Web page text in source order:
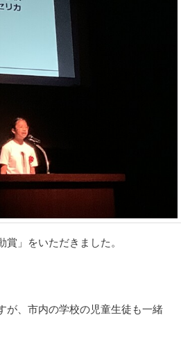
」をいただきました。
が、市内の学校の児童生徒も一緒